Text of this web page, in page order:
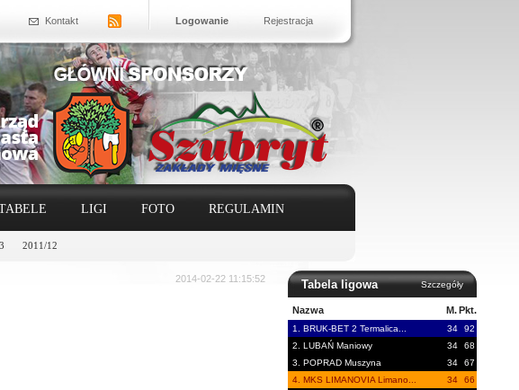
Kontakt Logowanie Rejestracja
2011/12
LIGI FOTO REGULAMIN
Tabela ligowa Szczegóły
Nazwa M. Pkt.
1. BRUK-BET 2 Termalica... 34
92
2. LUBAŃ Maniowy
34
68
3. POPRAD Muszyna
34
67
4. MKS LIMANOVIA Limano...
34
66
2014-02-22 11:15:52